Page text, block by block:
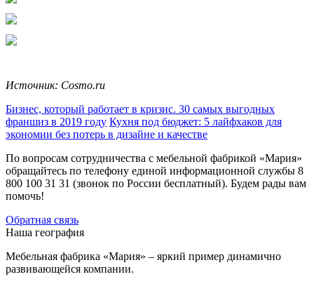
Источник: Cosmo.ru
Бизнес, который работает в кризис. 30 самых выгодных
франшиз в 2019 году Кухня под бюджет: 5 лайфхаков для
экономии без потерь в дизайне и качестве
По вопросам сотрудничества с мебельной фабрикой «Мария»
обращайтесь по телефону единой информационной службы 8
800 100 31 31 (звонок по России бесплатный). Будем рады вам
помочь!
Обратная связь
Наша география
Мебельная фабрика «Мария» – яркий пример динамично
развивающейся компании.